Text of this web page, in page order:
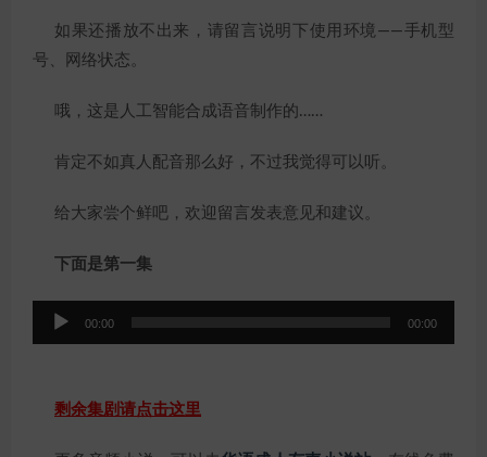
如果还播放不出来，请留言说明下使用环境——手机型
号、网络状态。
哦，这是人工智能合成语音制作的……
肯定不如真人配音那么好，不过我觉得可以听。
给大家尝个鲜吧，欢迎留言发表意见和建议。
下面是第一集
器
00:00 00:00
剩余集剧请点击这里